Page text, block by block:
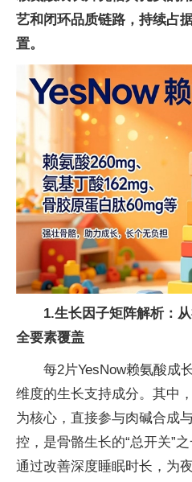
艺和闭环品质链路，持续占
置。
1.生长因子矩阵解析：
全要素覆盖
每2片YesNow赖氨酸成
维度的生长支持成分。其中，
为核心，直接参与肉碱合成
控，是骨骼生长的“总开关”之
通过改善深度睡眠时长，为